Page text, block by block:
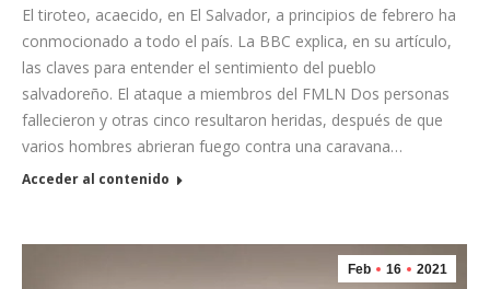
El tiroteo, acaecido, en El Salvador, a principios de febrero ha
conmocionado a todo el país. La BBC explica, en su artículo,
las claves para entender el sentimiento del pueblo
salvadoreño. El ataque a miembros del FMLN Dos personas
fallecieron y otras cinco resultaron heridas, después de que
varios hombres abrieran fuego contra una caravana…
Acceder al contenido
Feb 16 2021